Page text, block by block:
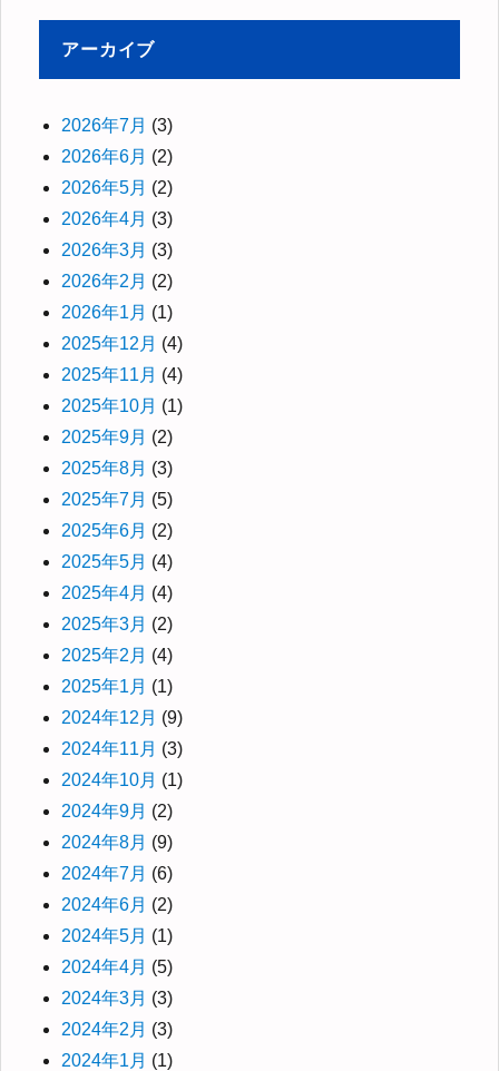
アーカイブ
2026年7月 (3)
2026年6月 (2)
2026年5月 (2)
2026年4月 (3)
2026年3月 (3)
2026年2月 (2)
2026年1月 (1)
2025年12月 (4)
2025年11月 (4)
2025年10月 (1)
2025年9月 (2)
2025年8月 (3)
2025年7月 (5)
2025年6月 (2)
2025年5月 (4)
2025年4月 (4)
2025年3月 (2)
2025年2月 (4)
2025年1月 (1)
2024年12月 (9)
2024年11月 (3)
2024年10月 (1)
2024年9月 (2)
2024年8月 (9)
2024年7月 (6)
2024年6月 (2)
2024年5月 (1)
2024年4月 (5)
2024年3月 (3)
2024年2月 (3)
2024年1月 (1)